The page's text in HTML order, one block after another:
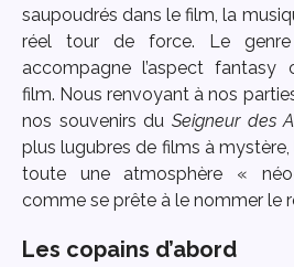
saupoudrés dans le film, la
réel tour de force. Le
accompagne l’aspect
film. Nous renvoyant à nos
nos souvenirs du Seigneur des
plus lugubres de films à
toute une atmosphère «
comme se prête à le nommer le
Les copains d’abord